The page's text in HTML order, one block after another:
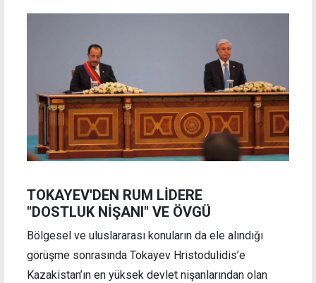
TOKAYEV'DEN RUM LİDERE
"DOSTLUK NİŞANI" VE ÖVGÜ
Bölgesel ve uluslararası konuların da ele alındığı
görüşme sonrasında Tokayev Hristodulidis’e
Kazakistan’ın en yüksek devlet nişanlarından olan